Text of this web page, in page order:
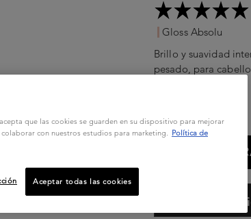
Gloss Absolu
Brillo y suavidad
pesado, para
que las cookies se guarden en su dispositivo para mejorar
con nuestros estudios para marketing.
Política de
Aceptar todas las cookies